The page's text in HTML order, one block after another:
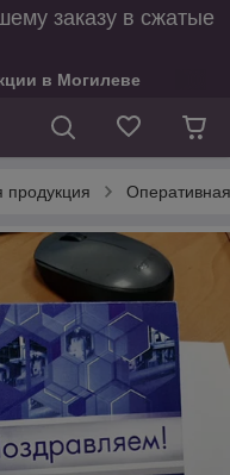
заказу в сжатые
в Могилеве
продукция